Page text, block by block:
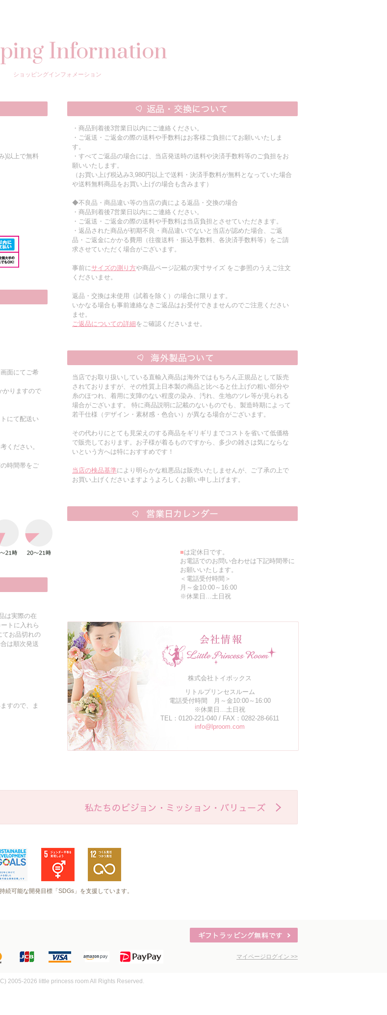
Information
ショッピングインフォメーション
)以上で無料
面にてご希
かりますので
にて配送い
ください。
時間帯をご
は実際の在
トに入れら
てお品切れの
は順次発送
すので、ま
・商品到着後3営業日以内にご連絡ください。
・ご返送・ご返金の際の送料や手数料はお客様ご負担にてお願いいたしま
す。
・すべてご返品の場合には、当店発送時の送料や決済手数料等のご負担をお
願いいたします。
（お買い上げ税込み3,980円以上で送料・決済手数料が無料となっていた場合
や送料無料商品をお買い上げの場合も含みます）
◆不良品・商品違い等の当店の責による返品・交換の場合
・商品到着後7営業日以内にご連絡ください。
・ご返送・ご返金の際の送料や手数料は当店負担とさせていただきます。
・返品された商品が初期不良・商品違いでないと当店が認めた場合、ご返
品・ご返金にかかる費用（往復送料・振込手数料、各決済手数料等）をご請
求させていただく場合がございます。
事前にサイズの測り方や商品ページ記載の実寸サイズ をご参照のうえご注文
くださいませ。
返品・交換は未使用（試着を除く）の場合に限ります。
いかなる場合も事前連絡なきご返品はお受付できませんのでご注意ください
ませ。
ご返品についての詳細をご確認くださいませ。
当店でお取り扱いしている直輸入商品は海外ではもちろん正規品として販売
されておりますが、その性質上日本製の商品と比べると仕上げの粗い部分や
糸のほつれ、着用に支障のない程度の染み、汚れ、生地のツレ等が見られる
場合がございます。 特に商品説明に記載のないものでも、製造時期によって
若干仕様（デザイン・素材感・色合い）が異なる場合がございます。
その代わりにとても見栄えのする商品をギリギリまでコストを省いて低価格
で販売しております。お子様が着るものですから、多少の雑さは気にならな
いという方へは特におすすめです！
当店の検品基準により明らかな粗悪品は販売いたしませんが、ご了承の上で
お買い上げくださいますようよろしくお願い申し上げます。
■は定休日です。
お電話でのお問い合わせは下記時間帯に
お願いいたします。
＜電話受付時間＞
月～金10:00～16:00
※休業日…土日祝
株式会社トイボックス
リトルプリンセスルーム
電話受付時間 月～金10:00～16:00
※休業日…土日祝
TEL：0120-221-040 / FAX：0282-28-6611
info@lproom.com
続可能な開発目標「SDGs」を支援しています。
マイページログイン >>
2005-2026 little princess room All Rights Reserved.